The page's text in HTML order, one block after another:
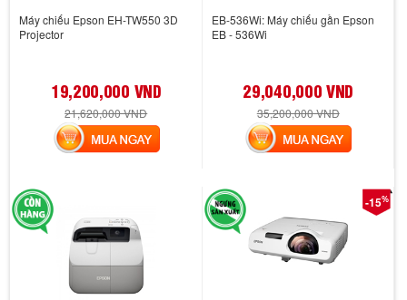
Máy chiếu Epson EH-TW550 3D
Projector
19,200,000 VND
21,620,000 VND
MUA NGAY
EB-536Wi: Máy chiếu gần Epson
EB - 536Wi
29,040,000 VND
35,200,000 VND
MUA NGAY
-15%